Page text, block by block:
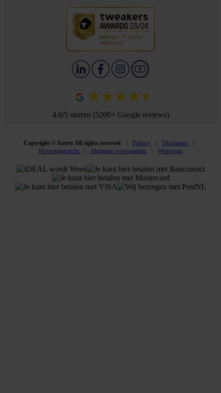
4.6/5 sterren (5200+ Google reviews)
Copyright © Azerty All rights reserved Privacy
Disclaimer
Herroepingsrecht
Algemene voorwaarden Wetgeving